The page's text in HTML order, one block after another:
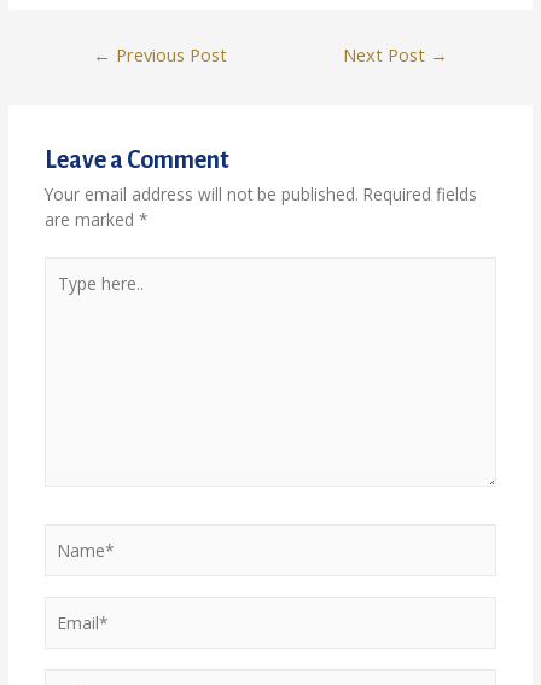
← Previous Post Next Post →
Leave a Comment
Your email address will not be published. Required fields
are marked *
here..